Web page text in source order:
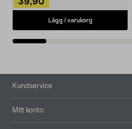
39,90
Lägg i varukorg
Sidfot
Kundservice
Mitt konto